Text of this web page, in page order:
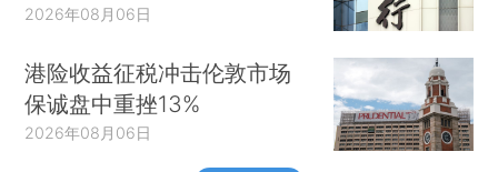
2026年08月06日
港险收益征税冲击伦敦市场
保诚盘中重挫13%
2026年08月06日